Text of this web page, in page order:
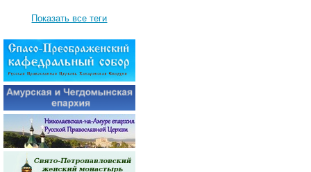
Показать все теги